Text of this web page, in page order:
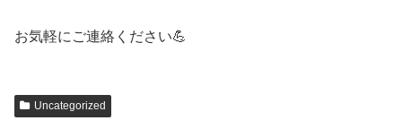
お気軽にご連絡ください💪
Uncategorized